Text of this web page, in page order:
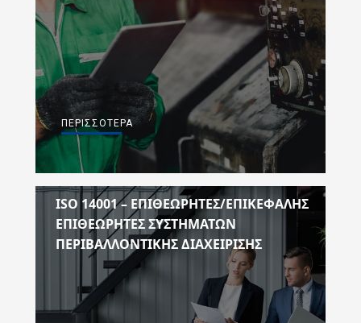
ΠΕΡΙΣΣΌΤΕΡΑ
ISO 14001 – ΕΠΙΘΕΩΡΗΤΕΣ/ΕΠΙΚΕΦΑΛΗΣ
ΕΠΙΘΕΩΡΗΤΕΣ ΣΥΣΤΗΜΑΤΩΝ
ΠΕΡΙΒΑΛΛΟΝΤΙΚΗΣ ΔΙΑΧΕΙΡΙΣΗΣ